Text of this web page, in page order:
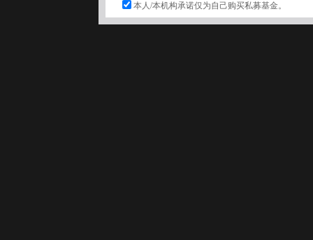
本人/本机构承诺仅为自己购买私募基金。